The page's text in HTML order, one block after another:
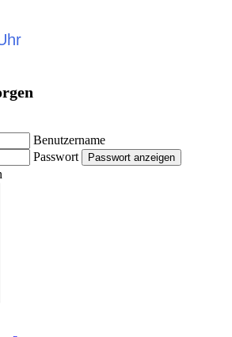
Benutzername
Passwort
Passwort anzeigen